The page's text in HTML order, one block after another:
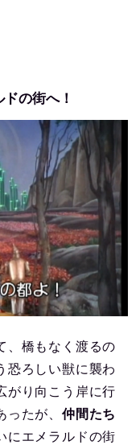
の街へ！
、橋もなく渡るの
恐ろしい獣に襲わ
がり向こう岸に行
たが、 仲間たち
にエメラルドの街